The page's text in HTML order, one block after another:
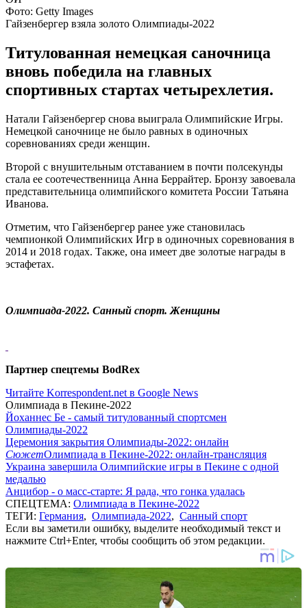
Фото: Getty Images
Гайзенбергер взяла золото Олимпиады-2022
Титулованная немецкая саночница
вновь победила на главных
спортивных стартах четырехлетия.
Натали Гайзенбергер снова выиграла Олимпийские Игры.
Немецкой саночнице не было равных в одиночных
соревнованиях среди женщин.
Второй с внушительным отставанием в почти полсекунды
стала ее соотечественница Анна Беррайтер. Бронзу завоевала
представительница олимпийского комитета России Татьяна
Иванова.
Отметим, что Гайзенбергер ранее уже становилась
чемпионкой Олимпийских Игр в одиночных соревнования в
2014 и 2018 годах. Также, она имеет две золотые награды в
эстафетах.
Олимпиада-2022. Санный спорт. Женщины
Партнер спецтемы BodRex
Читайте Korrespondent.net в Google News
Олимпиада в Пекине-2022
Йоханнес Бе - самый титулованный спортсмен
Олимпиады-2022
Церемония закрытия Олимпиады-2022: онлайн
СюжетОлимпиада в Пекине-2022: онлайн-трансляция
Украина завершила Олимпийские игры в Пекине с одной
медалью
Анцибор - о масс-старте: Я рада, что гонка удалась
СПЕЦТЕМА: Олимпиада в Пекине-2022
ТЕГИ: Германия, Олимпиада-2022, Санный спорт
Если вы заметили ошибку, выделите необходимый текст и
нажмите Ctrl+Enter, чтобы сообщить об этом редакции.